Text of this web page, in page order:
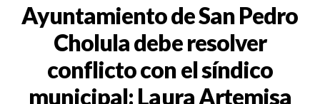
Ayuntamiento de San Pedro
Cholula debe resolver
conflicto con el síndico
municipal: Laura Artemisa